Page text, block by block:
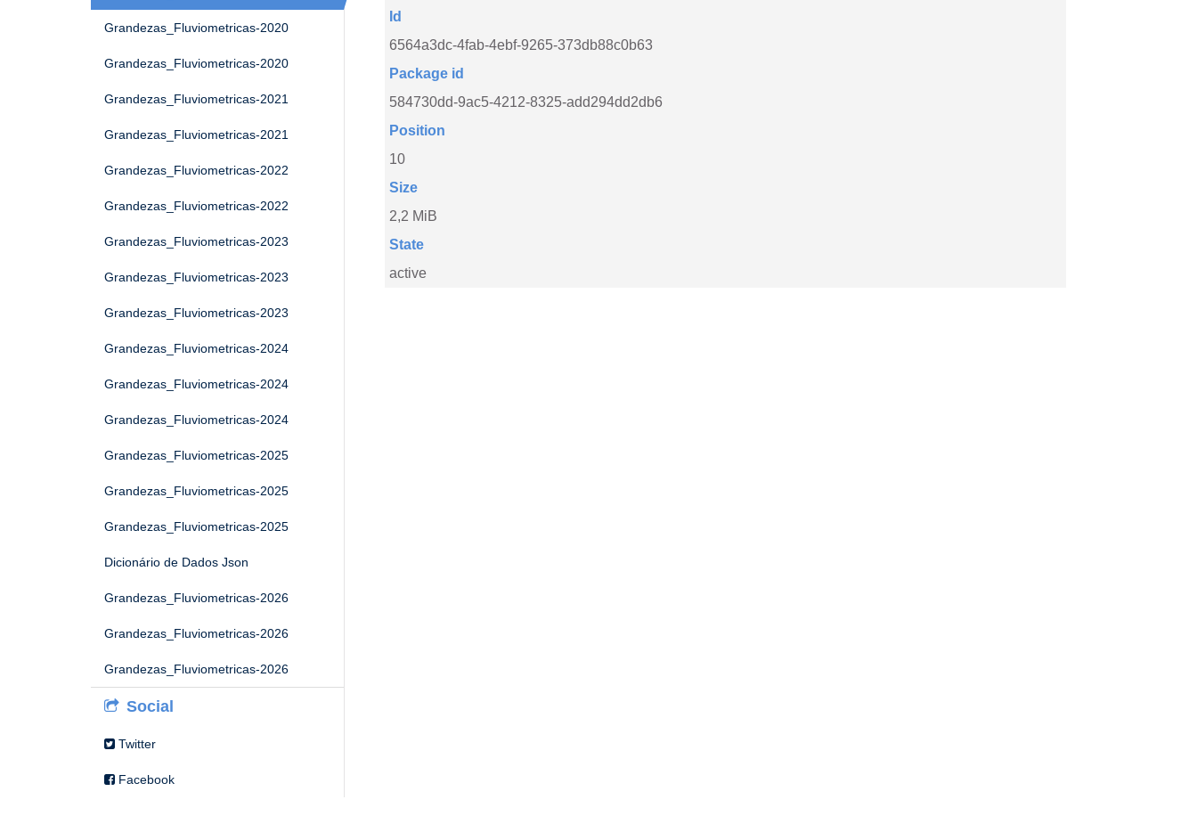
Grandezas_Fluviometricas-2020
Grandezas_Fluviometricas-2020
Grandezas_Fluviometricas-2021
Grandezas_Fluviometricas-2021
Grandezas_Fluviometricas-2022
Grandezas_Fluviometricas-2022
Grandezas_Fluviometricas-2023
Grandezas_Fluviometricas-2023
Grandezas_Fluviometricas-2023
Grandezas_Fluviometricas-2024
Grandezas_Fluviometricas-2024
Grandezas_Fluviometricas-2024
Grandezas_Fluviometricas-2025
Grandezas_Fluviometricas-2025
Grandezas_Fluviometricas-2025
Dicionário de Dados Json
Grandezas_Fluviometricas-2026
Grandezas_Fluviometricas-2026
Grandezas_Fluviometricas-2026
Social
Twitter
Facebook
Id
6564a3dc-4fab-4ebf-9265-373db88c0b63
Package id
584730dd-9ac5-4212-8325-add294dd2db6
Position
10
Size
2,2 MiB
State
active